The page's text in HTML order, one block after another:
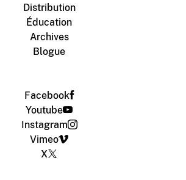
Distribution
Éducation
Archives
Blogue
Facebook
Youtube
Instagram
Vimeo
X